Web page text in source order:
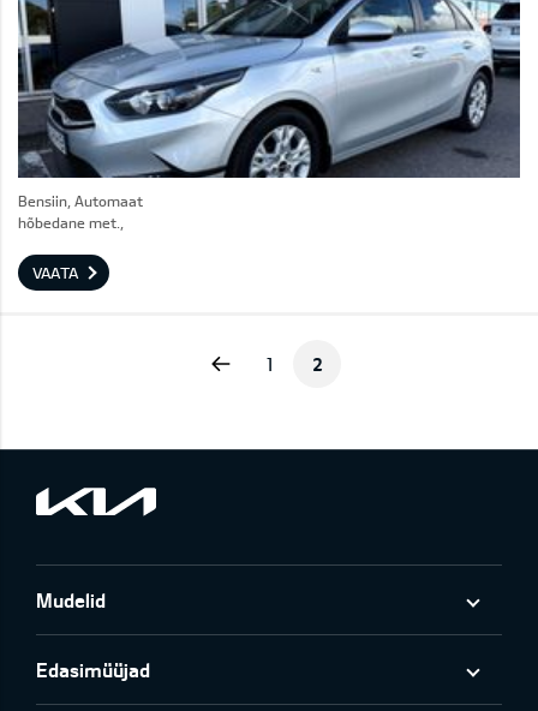
Bensiin, Automaat
hõbedane met.,
VAATA
1 2
Mudelid
Edasimüüjad